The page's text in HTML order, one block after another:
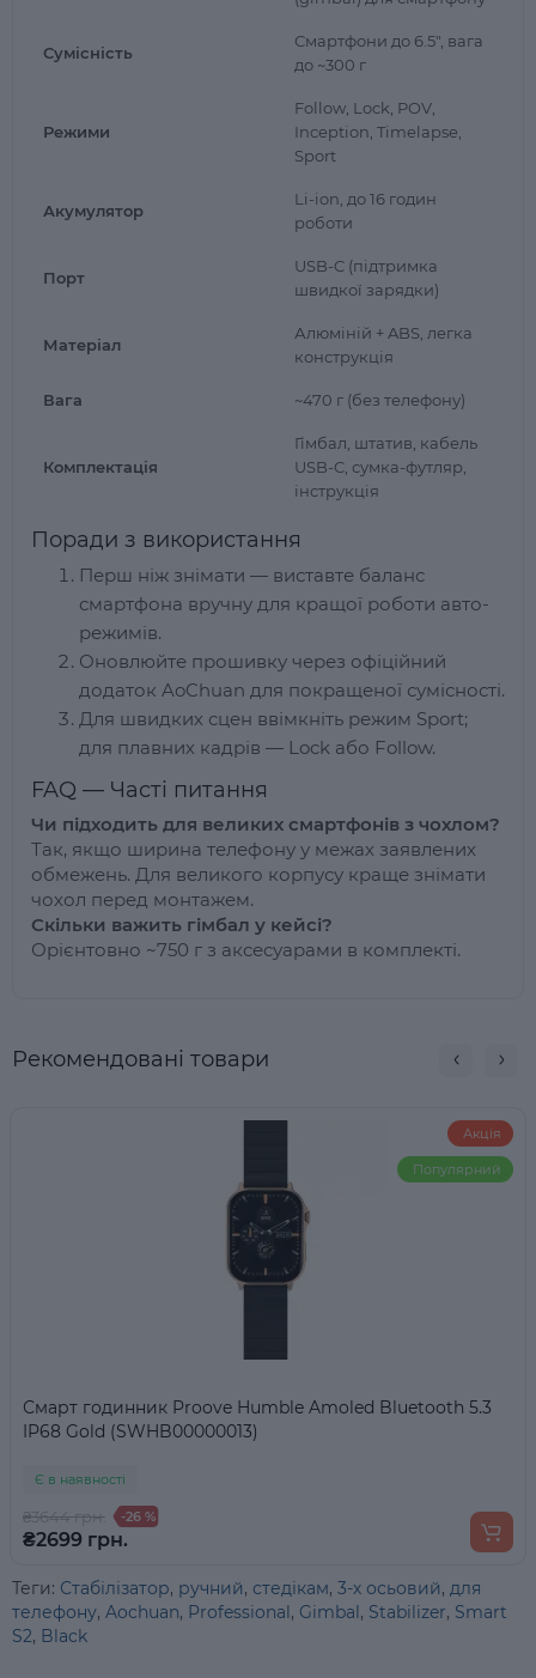
Сумісність
Смартфони до 6.5", вага
до ~300 г
Режими
Follow, Lock, POV,
Inception, Timelapse,
Sport
Акумулятор
Li-ion, до 16 годин
роботи
Порт
USB-C (підтримка
швидкої зарядки)
Матеріал
Алюміній + ABS, легка
конструкція
Вага ~470 г (без телефону)
Комплектація
Гімбал, штатив, кабель
USB-C, сумка-футляр,
інструкція
Поради з використання
Перш ніж знімати — виставте баланс
смартфона вручну для кращої роботи авто-
режимів.
Оновлюйте прошивку через офіційний
додаток AoChuan для покращеної сумісності.
Для швидких сцен ввімкніть режим Sport;
для плавних кадрів — Lock або Follow.
FAQ — Часті питання
Чи підходить для великих смартфонів з чохлом?
Так, якщо ширина телефону у межах заявлених
обмежень. Для великого корпусу краще знімати
чохол перед монтажем.
Скільки важить гімбал у кейсі?
Орієнтовно ~750 г з аксесуарами в комплекті.
Рекомендовані товари
Акція
Популярний
Смарт годинник Proove Humble Amoled Bluetooth 5.3
IP68 Gold (SWHB00000013)
Є в наявності
₴3644 грн. -26 %
₴2699 грн.
Теги: Стабілізатор, ручний, стедікам, 3-х осьовий, для
телефону, Aochuan, Professional, Gimbal, Stabilizer, Smart
S2, Black